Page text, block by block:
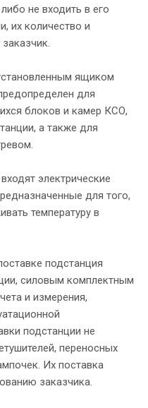
не входить в его
их количество и
ящиком
для
блоков и камер КСО,
а также для
электрические
для того,
температуру в
подстанция
силовым комплектным
и измерения,
подстанции не
переносных
Их поставка
заказчика.